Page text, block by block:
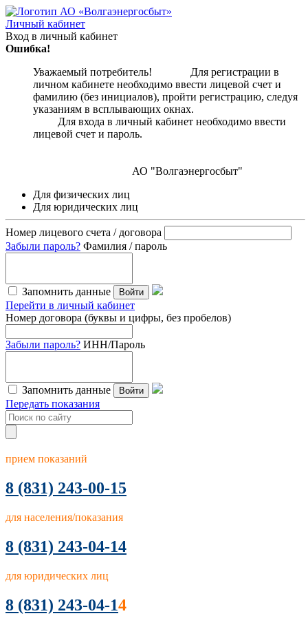
Личный кабинет
Вход в личный кабинет
Ошибка!
Уважаемый потребитель! Для регистрации в
личном кабинете необходимо ввести лицевой счет и
фамилию (без инициалов), пройти регистрацию, следуя
указаниям в всплывающих окнах.
Для входа в личный кабинет необходимо ввести
лицевой счет и пароль.
АО "Волгаэнергосбыт"
Для физических лиц
Для юридических лиц
Номер лицевого счета / договора
Забыли пароль? Фамилия / пароль
Запомнить данные Войти
Перейти в личный кабинет
Номер договора (буквы и цифры, без пробелов)
Забыли пароль? ИНН/Пароль
Запомнить данные Войти
Передать показания
прием показаний
8 (831) 243-00-15
для населения/показания
8 (831) 243-04-14
для юридических лиц
8 (831) 243-04-14